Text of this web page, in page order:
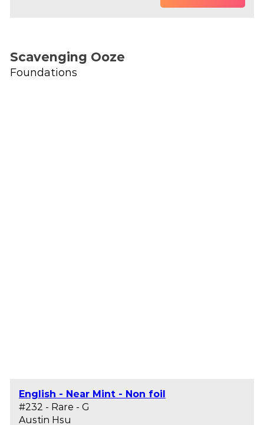
Scavenging Ooze
Foundations
English - Near Mint - Non foil
#232 - Rare - G
Austin Hsu